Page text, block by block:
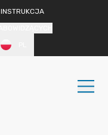
INSTRUKCJA